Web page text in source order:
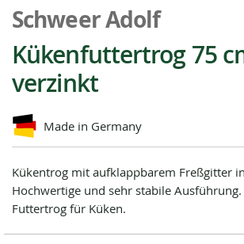
Anfang
der
Bildgalerie
springen
Schweer Adolf
Kükenfuttertrog 75
verzinkt
Made in Germany
Kükentrog mit aufklappbarem Freßgitter
Hochwertige und sehr stabile
Futtertrog für Küken.